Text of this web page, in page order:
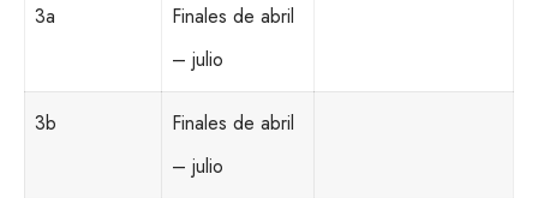
3a
Finales de abril
– julio
3b
Finales de abril
– julio